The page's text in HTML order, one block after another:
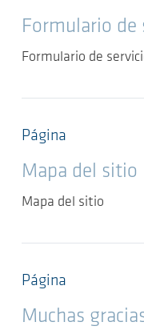
Formulario de
Formulario de
Página
Mapa del sitio
Mapa del sitio
Página
Muchas